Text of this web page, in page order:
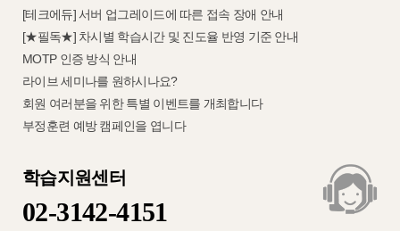
[테크에듀] 서버 업그레이드에 따른 접속 장애 안내
[★필독★] 차시별 학습시간 및 진도율 반영 기준 안내
MOTP 인증 방식 안내
라이브 세미나를 원하시나요?
회원 여러분을 위한 특별 이벤트를 개최합니다
부정훈련 예방 캠페인을 엽니다
학습지원센터
02-3142-4151